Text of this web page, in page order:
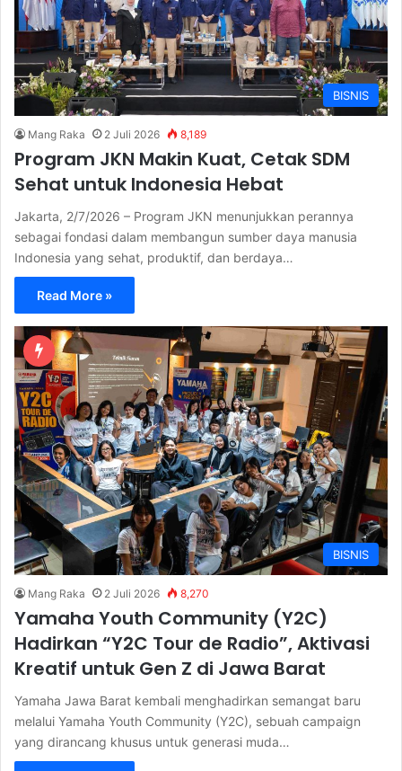
BISNIS
Mang Raka 2 Juli 2026 8,189
Program JKN Makin Kuat, Cetak SDM
Sehat untuk Indonesia Hebat
Jakarta, 2/7/2026 – Program JKN menunjukkan perannya
sebagai fondasi dalam membangun sumber daya manusia
Indonesia yang sehat, produktif, dan berdaya…
Read More »
BISNIS
Mang Raka 2 Juli 2026 8,270
Yamaha Youth Community (Y2C)
Hadirkan “Y2C Tour de Radio”, Aktivasi
Kreatif untuk Gen Z di Jawa Barat
Yamaha Jawa Barat kembali menghadirkan semangat baru
melalui Yamaha Youth Community (Y2C), sebuah campaign
yang dirancang khusus untuk generasi muda…